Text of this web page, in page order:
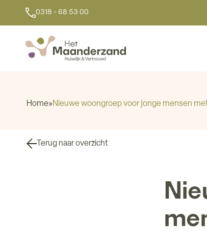
0318 - 68 53 00
Home»Nieuwe woongroep voor jonge mensen
Terug naar overzicht